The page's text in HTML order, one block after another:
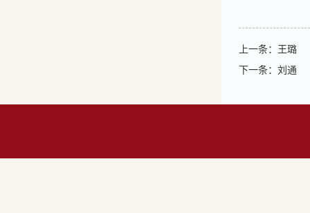
上一条： 王璐
下一条： 刘通